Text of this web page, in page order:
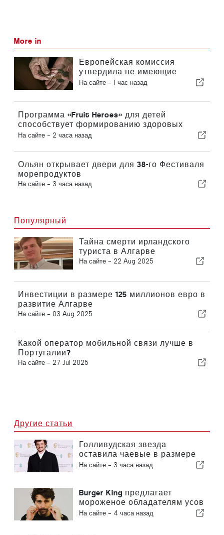
More in
Европейская комиссия
утвердила не имеющие
обязательной силы
дополнительным пенсионным
накоплениям
На сайте - 1 час назад
Программа «Fruit Heroes» для детей
способствует формированию здоровых
пищевых привычек в школах Алгарве
На сайте - 2 часа назад
Ольян открывает двери для 38-го Фестиваля
морепродуктов
На сайте - 3 часа назад
Популярный
Тайна смерти ирландского
туриста в Алгарве
На сайте - 22 Aug 2025
Инвестиции в размере 125 миллионов евро в
развитие Алгарве
На сайте - 03 Aug 2025
Какой оператор мобильной связи лучше в
Португалии?
На сайте - 27 Jul 2025
Другие статьи
Голливудская звезда
оставила чаевые в размере
200 евро в ресторане в
На сайте - 3 часа назад
Burger King предлагает
мороженое обладателям усов
в Португалии
На сайте - 4 часа назад